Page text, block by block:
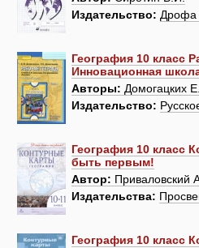
Издательство: Дрофа
География 10 класс
Инновационная
Авторы: Домогацких
Издательство:
География 10 класс
быть первым!
Автор: Приваловский
Издательства:
География 10 класс